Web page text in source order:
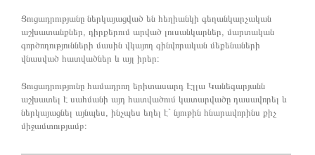
Ցուցադրությանը ներկայացված են հեղիանկի գեղանկարչական
աշխատանքներ, դիրքերում արված լուսանկարներ, մարտական
գործողությունների մասին վկայող զինվորական մեքենաների
վնասված հատվածներ և այլ իրեր։
Ցուցադրությունը համադրող երիտասարդ Էլլա Կանեգարյանն
աշխատել է սահմանի այդ հատվածում կատարվածը դասավորել և
ներկայացնել այնպես, ինչպես եղել է` նյութին հնարավորինս քիչ
միջամտությամբ։